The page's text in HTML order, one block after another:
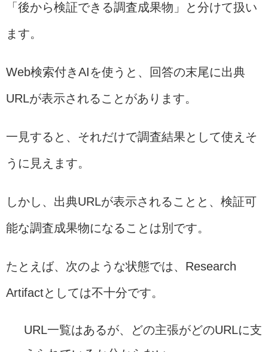
「後から検証できる調査成果物」と分けて扱い
ます。
Web検索付きAIを使うと、回答の末尾に出典
URLが表示されることがあります。
一見すると、それだけで調査結果として使えそ
うに見えます。
しかし、出典URLが表示されることと、検証可
能な調査成果物になることは別です。
たとえば、次のような状態では、Research
Artifactとしては不十分です。
URL一覧はあるが、どの主張がどのURLに支